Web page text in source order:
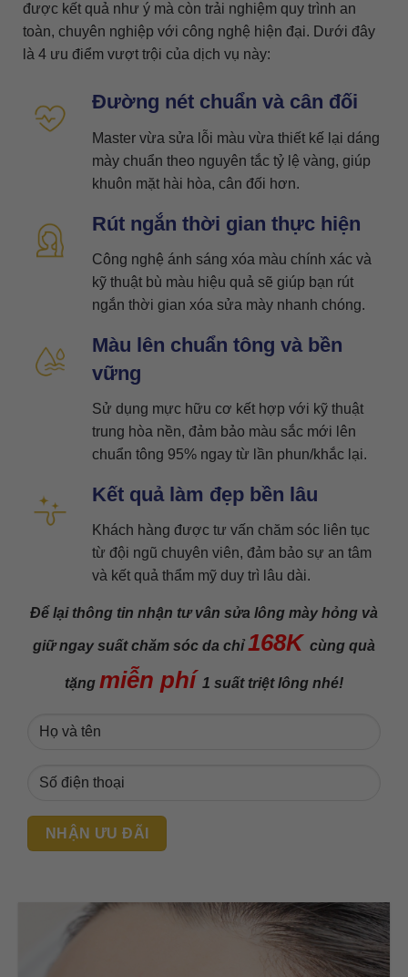
được kết quả như ý mà còn trải nghiệm quy trình an
toàn, chuyên nghiệp với công nghệ hiện đại. Dưới đây
là 4 ưu điểm vượt trội của dịch vụ này:
Đường nét chuẩn và cân đối
Master vừa sửa lỗi màu vừa thiết kế lại dáng
mày chuẩn theo nguyên tắc tỷ lệ vàng, giúp
khuôn mặt hài hòa, cân đối hơn.
Rút ngắn thời gian thực hiện
Công nghệ ánh sáng xóa màu chính xác và
kỹ thuật bù màu hiệu quả sẽ giúp bạn rút
ngắn thời gian xóa sửa mày nhanh chóng.
Màu lên chuẩn tông và bền
vững
Sử dụng mực hữu cơ kết hợp với kỹ thuật
trung hòa nền, đảm bảo màu sắc mới lên
chuẩn tông 95% ngay từ lần phun/khắc lại.
Kết quả làm đẹp bền lâu
Khách hàng được tư vấn chăm sóc liên tục
từ đội ngũ chuyên viên, đảm bảo sự an tâm
và kết quả thẩm mỹ duy trì lâu dài.
Để lại thông tin nhận tư vân sửa lông mày hỏng và
giữ ngay suất chăm sóc da chỉ168K cùng quà
tặng miễn phí 1 suất triệt lông nhé!